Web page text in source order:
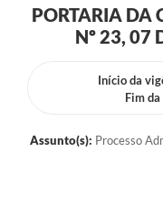
Serviços da Secretaria
Controle Interno
PORTARIA DA
Nº 23, 07
Início da
Fim
Assunto(s): Processo